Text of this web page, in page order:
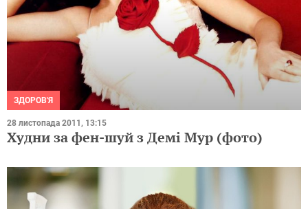
ЗДОРОВ'Я
28 листопада 2011, 13:15
Худни за фен-шуй з Демі Мур (фото)